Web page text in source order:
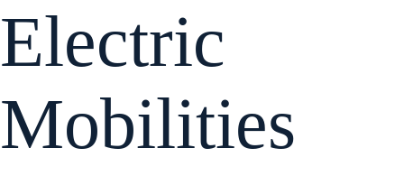
Electric
Mobilities